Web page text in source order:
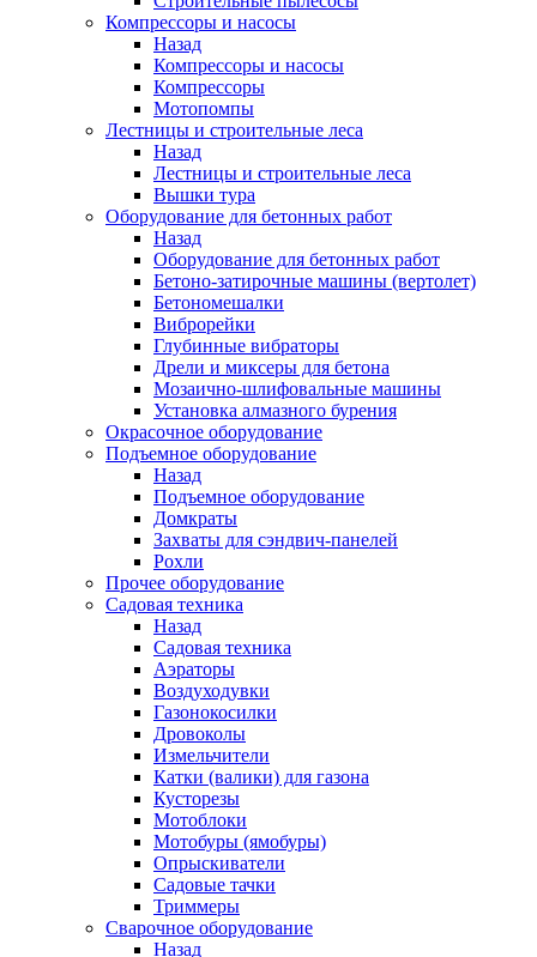
Компрессоры и насосы
Назад
Компрессоры и насосы
Компрессоры
Мотопомпы
Лестницы и строительные леса
Назад
Лестницы и строительные леса
Вышки тура
Оборудование для бетонных работ
Назад
Оборудование для бетонных работ
Бетоно-затирочные машины (вертолет)
Бетономешалки
Виброрейки
Глубинные вибраторы
Дрели и миксеры для бетона
Мозаично-шлифовальные машины
Установка алмазного бурения
Окрасочное оборудование
Подъемное оборудование
Назад
Подъемное оборудование
Домкраты
Захваты для сэндвич-панелей
Рохли
Прочее оборудование
Садовая техника
Назад
Садовая техника
Аэраторы
Воздуходувки
Газонокосилки
Дровоколы
Измельчители
Катки (валики) для газона
Кусторезы
Мотоблоки
Мотобуры (ямобуры)
Опрыскиватели
Садовые тачки
Триммеры
Сварочное оборудование
Назад